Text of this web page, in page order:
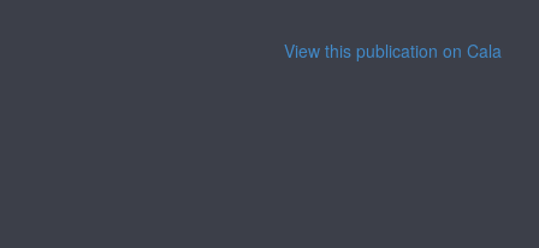
View this publication on Calaméo